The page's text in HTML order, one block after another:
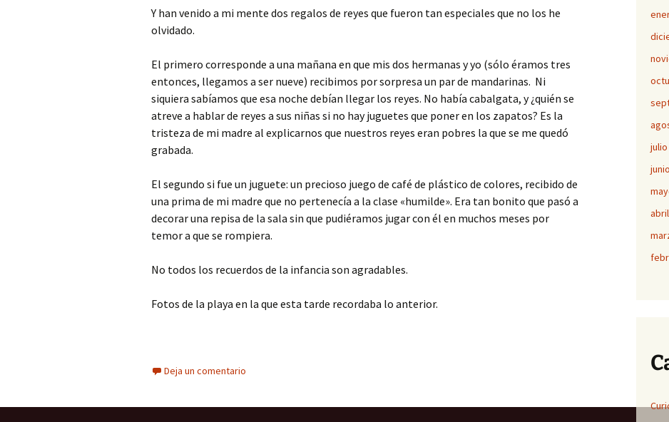
Y han venido a mi mente dos regalos de reyes que fueron tan especiales que no los he
olvidado.
El primero corresponde a una mañana en que mis dos hermanas y yo (sólo éramos tres
entonces, llegamos a ser nueve) recibimos por sorpresa un par de mandarinas. Ni
siquiera sabíamos que esa noche debían llegar los reyes. No había cabalgata, y ¿quién se
atreve a hablar de reyes a sus niñas si no hay juguetes que poner en los zapatos? Es la
tristeza de mi madre al explicarnos que nuestros reyes eran pobres la que se me quedó
grabada.
El segundo si fue un juguete: un precioso juego de café de plástico de colores, recibido de
una prima de mi madre que no pertenecía a la clase «humilde». Era tan bonito que pasó a
decorar una repisa de la sala sin que pudiéramos jugar con él en muchos meses por
temor a que se rompiera.
No todos los recuerdos de la infancia son agradables.
Fotos de la playa en la que esta tarde recordaba lo anterior.
Deja un comentario